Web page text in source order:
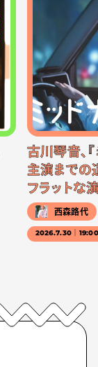
古川琴音、
主演までの
フラットな
西森路代
2026.7.30｜